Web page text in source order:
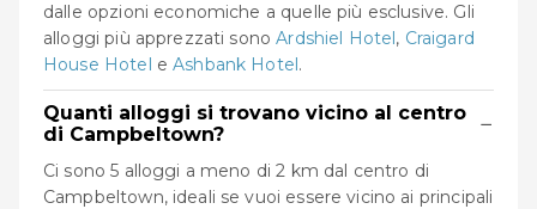
dalle opzioni economiche a quelle più esclusive. Gli
alloggi più apprezzati sonoArdshiel Hotel, Craigard
House Hotel eAshbank Hotel.
Quanti alloggi si trovano vicino al centro
di Campbeltown?
−
Ci sono 5 alloggi a meno di 2 km dal centro di
Campbeltown, ideali se vuoi essere vicino ai principali